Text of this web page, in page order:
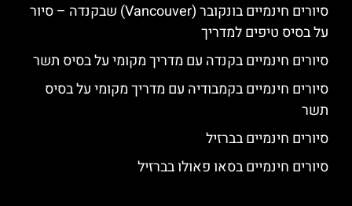
סיורים חינמיים בונקובר (Vancouver) שבקנדה – סיור
על בסיס טיפים למדריך
סיורים חינמיים בקנדה עם מדריך מקומי על בסיס תשר
סיורים חינמיים בקמבודיה עם מדריך מקומי על בסיס
תשר
סיורים חינמיים בברזיל
סיורים חינמיים בסאו פאולו בברזיל